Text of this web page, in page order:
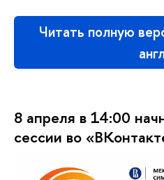
Читать полную
8 апреля в 14:00
сессии во